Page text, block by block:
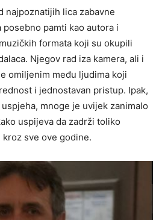
najpoznatijih lica zabavne
pamti kao autora i
formata koji su okupili
Njegov rad iza kamera, ali i
omiljenim među ljudima koji
i jednostavan pristup. Ipak,
mnoge je uvijek zanimalo
uspijeva da zadrži toliko
sve ove godine.